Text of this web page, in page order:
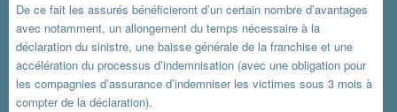
De ce fait les assurés bénéficieront d’un certain nombre d’avantages
avec notamment, un allongement du temps nécessaire à la
déclaration du sinistre, une baisse générale de la franchise et une
accélération du processus d’indemnisation (avec une obligation pour
les compagnies d’assurance d’indemniser les victimes sous 3 mois à
compter de la déclaration).